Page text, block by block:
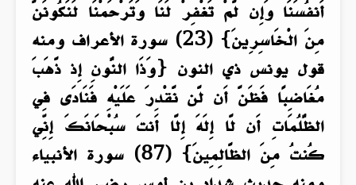
أَنفُسَنَا وَإِن لَّمْ تَغْفِرْ لَنَا وَتَرْحَمْنَا لَنَكُونَنَّ
مِنَ الْخَاسِرِينَ} (23) سورة الأعراف ومنه
قول يونس ذي النون {وَذَا النُّونِ إِذ ذَّهَبَ
مُغَاضِبًا فَظَنَّ أَن لَّن نَّقْدِرَ عَلَيْهِ فَنَادَى فِي
الظُّلُمَاتِ أَن لَّا إِلَهَ إِلَّا أَنتَ سُبْحَانَكَ إِنِّي
كُنتُ مِنَ الظَّالِمِينَ} (87) سورة الأنبياء